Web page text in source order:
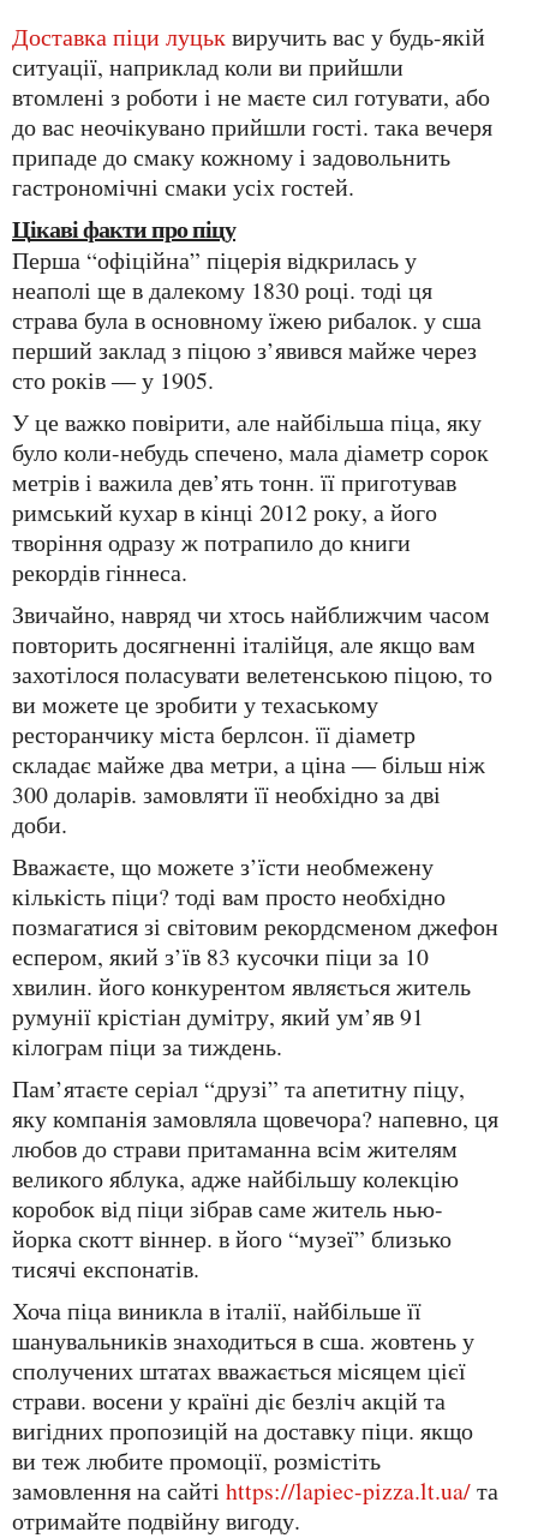
доставка піци луцьквиручить вас у будь-якій
ситуації, наприклад коли ви прийшли
втомлені з роботи і не маєте сил готувати, або
до вас неочікувано прийшли гості. така вечеря
припаде до смаку кожному і задовольнить
гастрономічні смаки усіх гостей.
цікаві факти про піцу
перша “офіційна” піцерія відкрилась у
неаполі ще в далекому 1830 році. тоді ця
страва була в основному їжею рибалок. у сша
перший заклад з піцою з’явився майже через
сто років ― у 1905.
у це важко повірити, але найбільша піца, яку
було коли-небудь спечено, мала діаметр сорок
метрів і важила дев’ять тонн. її приготував
римський кухар в кінці 2012 року, а його
творіння одразу ж потрапило до книги
рекордів гіннеса.
звичайно, навряд чи хтось найближчим часом
повторить досягненні італійця, але якщо вам
захотілося поласувати велетенською піцою, то
ви можете це зробити у техаському
ресторанчику міста берлсон. її діаметр
складає майже два метри, а ціна ― більш ніж
300 доларів. замовляти її необхідно за дві
доби.
вважаєте, що можете з’їсти необмежену
кількість піци? тоді вам просто необхідно
позмагатися зі світовим рекордсменом джефон
еспером, який з’їв 83 кусочки піци за 10
хвилин. його конкурентом являється житель
румунії крістіан думітру, який ум’яв 91
кілограм піци за тиждень.
пам’ятаєте серіал “друзі” та апетитну піцу,
яку компанія замовляла щовечора? напевно, ця
любов до страви притаманна всім жителям
великого яблука, адже найбільшу колекцію
коробок від піци зібрав саме житель нью-
йорка скотт віннер. в його “музеї” близько
тисячі експонатів.
хоча піца виникла в італії, найбільше її
шанувальників знаходиться в сша. жовтень у
сполучених штатах вважається місяцем цієї
страви. восени у країні діє безліч акцій та
вигідних пропозицій на доставку піци. якщо
ви теж любите промоції, розмістіть
замовлення на сайті https://lapiec-pizza.lt.ua/та
отримайте подвійну вигоду.